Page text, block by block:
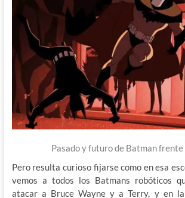
Pasado y futuro de Batman
Pero resulta curioso fijarse como en esa
vemos a todos los Batmans robóticos
atacar a Bruce Wayne y a Terry, y en